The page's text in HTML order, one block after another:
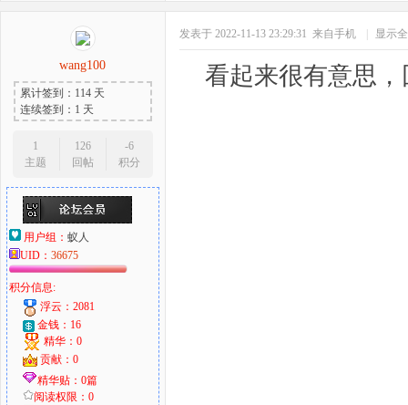
wang100
累计签到：114 天
连续签到：1 天
1
主题
126
回帖
-6
积分
用户组： 蚁人
UID： 36675
积分信息:
浮云：2081
金钱：16
精华：0
贡献：0
精华贴：0篇
阅读权限：0
发表于 2022-11-13 23:29:31 来自手机 显示
看起来很有意思